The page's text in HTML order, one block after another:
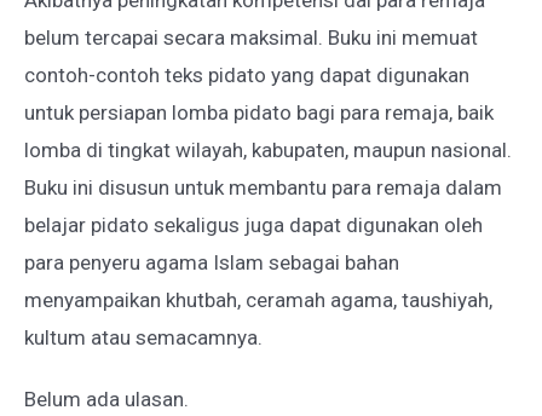
belum tercapai secara maksimal. Buku ini memuat
contoh-contoh teks pidato yang dapat digunakan
untuk persiapan lomba pidato bagi para remaja, baik
lomba di tingkat wilayah, kabupaten, maupun nasional.
Buku ini disusun untuk membantu para remaja dalam
belajar pidato sekaligus juga dapat digunakan oleh
para penyeru agama Islam sebagai bahan
menyampaikan khutbah, ceramah agama, taushiyah,
kultum atau semacamnya.
Belum ada ulasan.